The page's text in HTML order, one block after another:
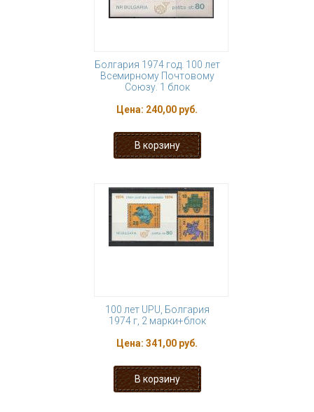
Болгария 1974 год. 100 лет
Всемирному Почтовому
Союзу. 1 блок
Цена: 240,00 руб.
100 лет UPU, Болгария
1974 г, 2 марки+блок
Цена: 341,00 руб.